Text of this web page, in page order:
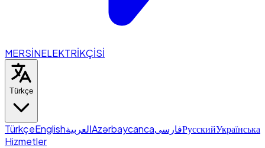
MERSİNELEKTRİKÇİSİ
Türkçe
TürkçeEnglishالعربيةAzərbaycancaفارسیРусскийУкраїнська
Hizmetler